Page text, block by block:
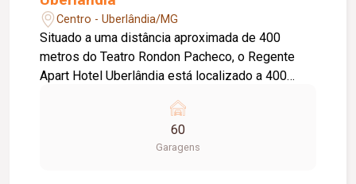
Centro - Uberlândia/MG
Situado a uma distância aproximada de 400
metros do Teatro Rondon Pacheco, o Regente
Apart Hotel Uberlândia está localizado a 400
Cristãos de Uberlândia. O hotel de 60 quartos
oferece o parque de estacionamento coberto no
local e Wi-Fi nos quartos. Localizado a curta
60
Garagens